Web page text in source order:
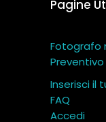
Pagine
Fotografo
Inserisci il
FAQ
Accedi